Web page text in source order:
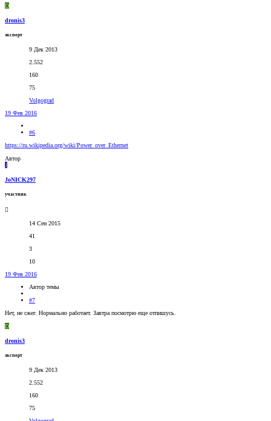
D
dronis3
эксперт
9 Дек 2013
2.552
160
75
Volgograd
19 Фев 2016
#6
https://ru.wikipedia.org/wiki/Power_over_Ethernet
Автор
J
JoNICK297
участник
14 Сен 2015
41
3
10
19 Фев 2016
Автор темы
#7
Нет, не сжег. Нормально работает. Завтра посмотрю еще отпишусь.
D
dronis3
эксперт
9 Дек 2013
2.552
160
75